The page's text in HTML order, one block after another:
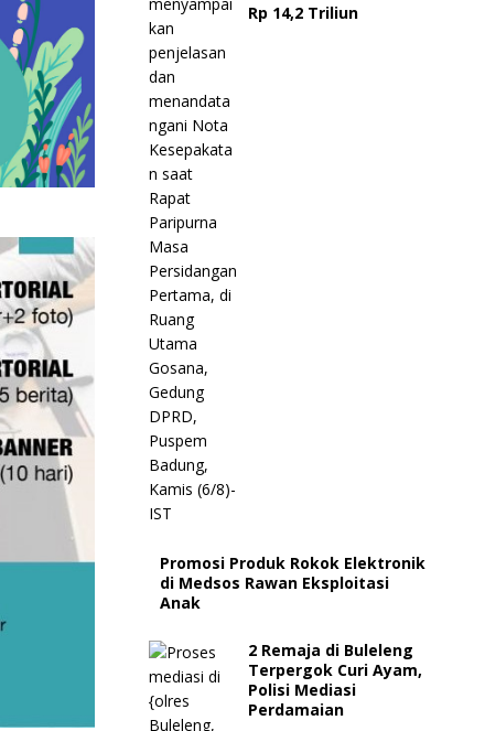
Rp 14,2 Triliun
Promosi Produk Rokok Elektronik
di Medsos Rawan Eksploitasi
Anak
2 Remaja di Buleleng
Terpergok Curi Ayam,
Polisi Mediasi
Perdamaian